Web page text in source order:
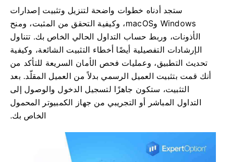
ستجد أدناه خطوات واضحة لتنزيل وتثبيت إصدارات
Windows وmacOS، وكيفية التحقق من المثبت، ومنح
الأذونات، وربط حساب التداول الحالي الخاص بك. تتناول
الإرشادات التفصيلية أيضًا أخطاء التثبيت الشائعة، وكيفية
تحديث التطبيق، وعمليات فحص الأمان السريعة للتأكد من
أنك قمت بتثبيت العميل الرسمي بدلاً من العميل المقلّد. بعد
التثبيت، ستكون جاهزًا لتسجيل الدخول والوصول إلى
التداول المباشر أو التجريبي من جهاز الكمبيوتر المحمول
الخاص بك.